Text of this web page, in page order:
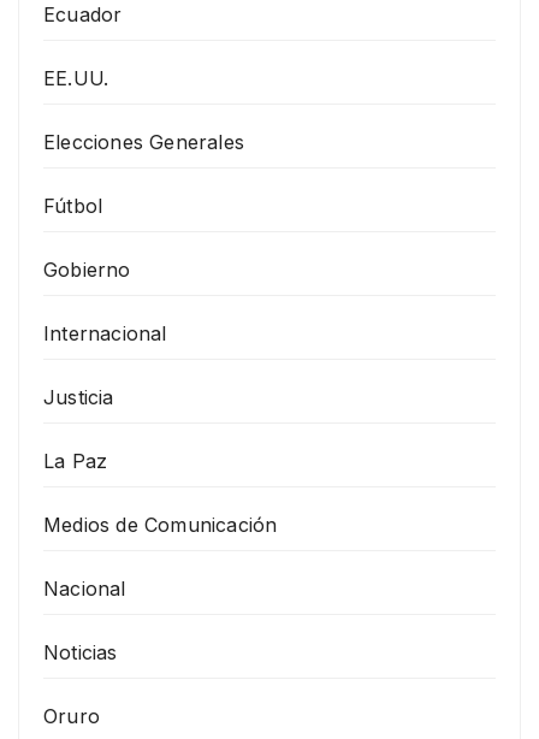
Ecuador
EE.UU.
Elecciones Generales
Fútbol
Gobierno
Internacional
Justicia
La Paz
Medios de Comunicación
Nacional
Noticias
Oruro